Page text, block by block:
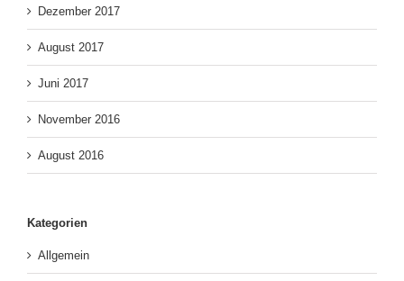
Dezember 2017
August 2017
Juni 2017
November 2016
August 2016
Kategorien
Allgemein